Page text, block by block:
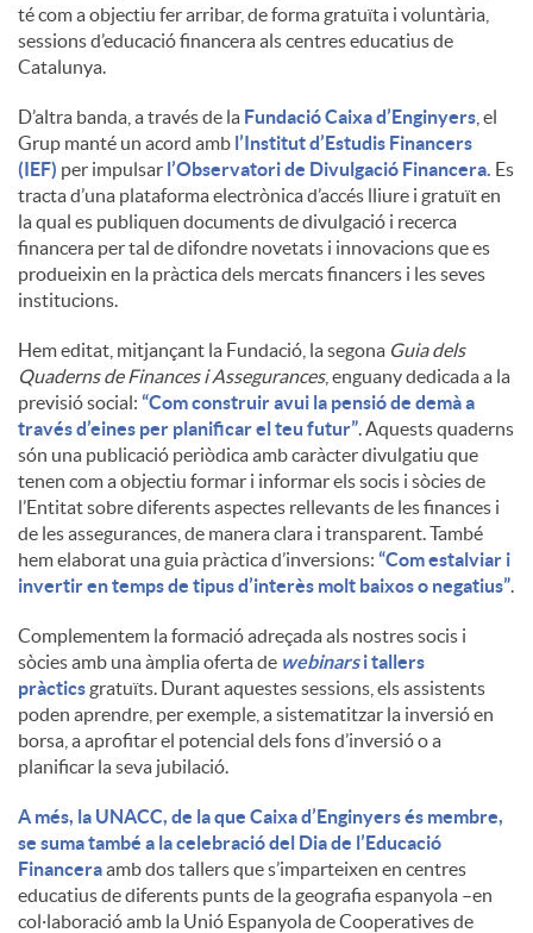
t
s
té com a objectiu fer arribar, de forma gratuïta i voluntària,
sessions d’educació financera als centres educatius de
Catalunya.
D’altra banda, a través de la Fundació Caixa d’Enginyers , el
Grup manté un acord amb l’Institut d’Estudis Financers
(IEF) per impulsar l’Observatori de Divulgació Financera. Es
tracta d’una plataforma electrònica d’accés lliure i gratuït en
la qual es publiquen documents de divulgació i recerca
financera per tal de difondre novetats i innovacions que es
produeixin en la pràctica dels mercats financers i les seves
institucions.
Hem editat, mitjançant la Fundació, la segona Guia dels
Quaderns de Finances i Assegurances, enguany dedicada a la
previsió social: “Com construir avui la pensió de demà a
través d’eines per planificar el teu futur”. Aquests quaderns
són una publicació periòdica amb caràcter divulgatiu que
tenen com a objectiu formar i informar els socis i sòcies de
l’Entitat sobre diferents aspectes rellevants de les finances i
de les assegurances, de manera clara i transparent. També
hem elaborat una guia pràctica d’inversions: “Com estalviar i
invertir en temps de tipus d’interès molt baixos o negatius”.
Complementem la formació adreçada als nostres socis i
sòcies amb una àmplia oferta de webinarsi tallers
pràcticsgratuïts. Durant aquestes sessions, els assistents
poden aprendre, per exemple, a sistematitzar la inversió en
borsa, a aprofitar el potencial dels fons d’inversió o a
planificar la seva jubilació.
A més, la UNACC, de la que Caixa d’Enginyers és membre,
se suma també a la celebració del Dia de l’Educació
Financeraamb dos tallers que s’imparteixen en centres
educatius de diferents punts de la geografia espanyola –en
col·laboració amb la Unió Espanyola de Cooperatives de